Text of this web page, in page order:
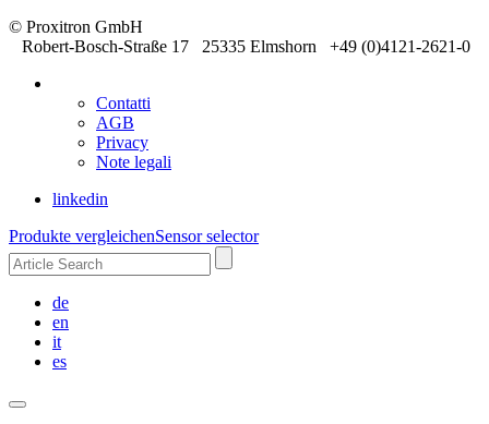
© Proxitron GmbH
Robert-Bosch-Straße 17 25335 Elmshorn +49 (0)4121-2621-0
Contatti
AGB
Privacy
Note legali
linkedin
Produkte vergleichenSensor selector
de
en
it
es